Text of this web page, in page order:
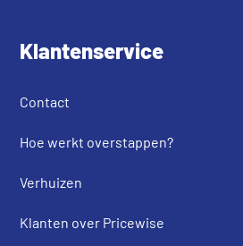
Klantenservice
Contact
Hoe werkt overstappen?
Verhuizen
Klanten over Pricewise